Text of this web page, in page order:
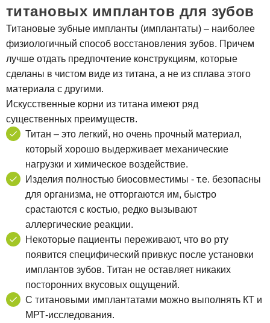
титановых имплантов для зубов
Титановые зубные импланты (имплантаты) – наиболее
физиологичный способ восстановления зубов. Причем
лучше отдать предпочтение конструкциям, которые
сделаны в чистом виде из титана, а не из сплава этого
материала с другими.
Искусственные корни из титана имеют ряд
существенных преимуществ.
Титан – это легкий, но очень прочный материал,
который хорошо выдерживает механические
нагрузки и химическое воздействие.
Изделия полностью биосовместимы - т.е. безопасны
для организма, не отторгаются им, быстро
срастаются с костью, редко вызывают
аллергические реакции.
Некоторые пациенты переживают, что во рту
появится специфический привкус после установки
имплантов зубов. Титан не оставляет никаких
посторонних вкусовых ощущений.
С титановыми имплантатами можно выполнять КТ и
МРТ-исследования.